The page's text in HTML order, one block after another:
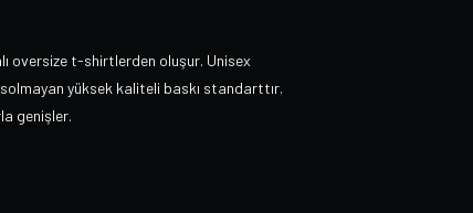
oversize t-shirtlerden oluşur. Unisex
yüksek kaliteli baskı standarttır.
genişler.